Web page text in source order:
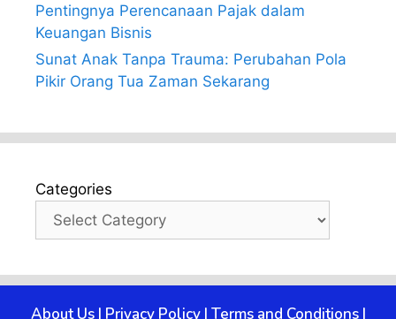
Pentingnya Perencanaan Pajak dalam
Keuangan Bisnis
Sunat Anak Tanpa Trauma: Perubahan Pola
Pikir Orang Tua Zaman Sekarang
Categories
About Us| Privacy Policy| Terms and Conditions|